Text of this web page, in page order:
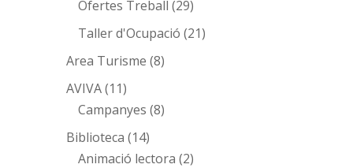
Ofertes Treball (29)
Taller d'Ocupació (21)
Area Turisme (8)
AVIVA(11)
Campanyes (8)
Biblioteca (14)
Animació lectora (2)